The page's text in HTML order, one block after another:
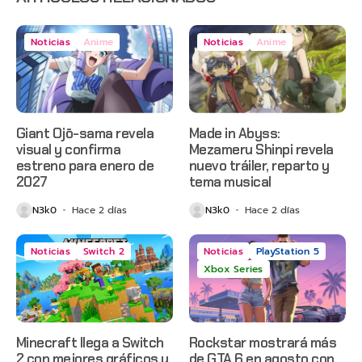
Noticias Anime
Giant Ojō-sama revela
visual y confirma
estreno para enero de
2027
N3k0 Hace 2 días
Noticias Anime
Made in Abyss:
Mezameru Shinpi revela
nuevo tráiler, reparto y
tema musical
N3k0 Hace 2 días
Noticias Switch 2
Minecraft llega a Switch
Noticias
PlayStation 5
Xbox Series
Rockstar mostrará más